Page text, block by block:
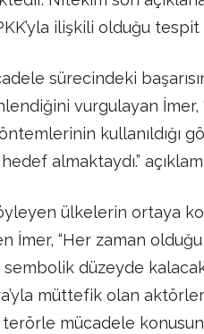
ilişkili olduğu tespit
sürecindeki
vurgulayan İmer,
kullanıldığı
almaktaydı.”
ülkelerin ortaya
İmer, “Her zaman
sembolik düzeyde
müttefik olan
mücadele